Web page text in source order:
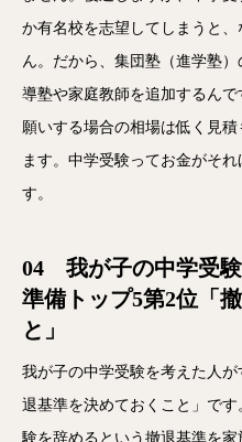
か有名校を志望してしまうと
ん。だから、集団塾（進学塾
導塾や家庭教師を追加するん
願いする場合の相場は低く見
ます。中学受験ってお金がそ
す。
04 我が子の中学受
準備トップ5第2位「
と」
我が子の中学受験を考えた人
退基準を決めておくこと」で
験を辞めるという撤退基準を